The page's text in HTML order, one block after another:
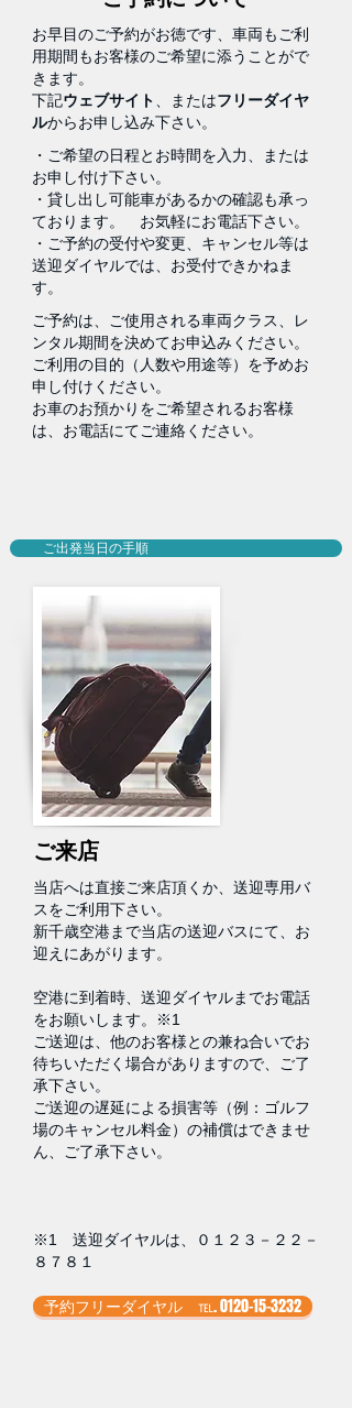
お早目のご予約がお徳です、車両もご利
用期間もお客様のご希望に添うことがで
きます。
下記ウェブサイト 、またはフリーダイヤ
ルからお申し込み下さい。
・ご希望の日程とお時間を入力、または
お申し付け下さい。
・貸し出し可能車があるかの確認も承っ
ております。 お気軽にお電話下さい。
・ご予約の受付や変更、キャンセル等は
送迎ダイヤルでは、お受付できかねま
す。
ご予約は、ご使用される車両クラス、レ
ンタル期間を決めてお申込みください。
ご利用の目的（人数や用途等）を予めお
申し付けください。
お車のお預かりをご希望されるお客様
は、お電話にてご連絡ください。
ご出発当日の手順
ご来店
当店へは直接ご来店頂くか、送迎専用バ
スをご利用下さい。
新千歳空港まで当店の送迎バスにて、お
迎えにあがります。
空港に到着時、送迎ダイヤルまでお電話
をお願いします。※1
ご送迎は、他のお客様との兼ね合いでお
待ちいただく場合がありますので、ご了
承下さい。
ご送迎の遅延による損害等（例：ゴルフ
場のキャンセル料金）の補償はできませ
ん、ご了承下さい。
※1 送迎ダイヤルは、０１２３－２２－
８７８１
予約フリーダイヤル ℡. 0120-15-3232